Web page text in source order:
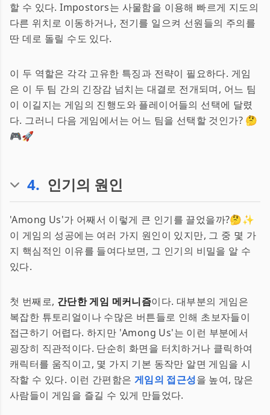
할 수 있다. Impostors는 사물함을 이용해 빠르게 지도의
다른 위치로 이동하거나, 전기를 일으켜 선원들의 주의를
딴 데로 돌릴 수도 있다.
이 두 역할은 각각 고유한 특징과 전략이 필요하다. 게임
은 이 두 팀 간의 긴장감 넘치는 대결로 전개되며, 어느 팀
이 이길지는 게임의 진행도와 플레이어들의 선택에 달렸
다. 그러니 다음 게임에서는 어느 팀을 선택할 것인가? 🤔
🎮🚀
4. 인기의 원인
'Among Us'가 어째서 이렇게 큰 인기를 끌었을까?🤔✨
이 게임의 성공에는 여러 가지 원인이 있지만, 그 중 몇 가
지 핵심적인 이유를 들여다보면, 그 인기의 비밀을 알 수
있다.
첫 번째로, 간단한 게임 메커니즘이다. 대부분의 게임은
복잡한 튜토리얼이나 수많은 버튼들로 인해 초보자들이
접근하기 어렵다. 하지만 'Among Us'는 이런 부분에서
굉장히 직관적이다. 단순히 화면을 터치하거나 클릭하여
캐릭터를 움직이고, 몇 가지 기본 동작만 알면 게임을 시
작할 수 있다. 이런 간편함은 게임의 접근성을 높여, 많은
사람들이 게임을 즐길 수 있게 만들었다.